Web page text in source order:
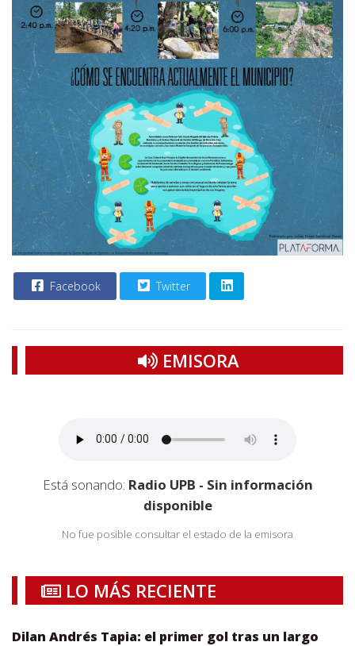
Facebook Twitter
EMISORA
Está sonando: Radio UPB - Sin información
disponible
No fue posible consultar el estado de la emisora
LO MÁS RECIENTE
Dilan Andrés Tapia: el primer gol tras un largo